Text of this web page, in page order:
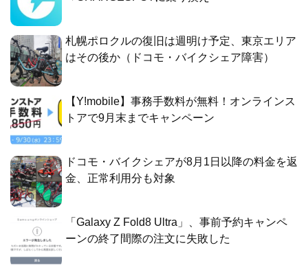
札幌ポロクルの復旧は週明け予定、東京エリア
はその後か（ドコモ・バイクシェア障害）
【Y!mobile】事務手数料が無料！オンラインス
トアで9月末までキャンペーン
ドコモ・バイクシェアが8月1日以降の料金を返
金、正常利用分も対象
「Galaxy Z Fold8 Ultra」、事前予約キャンペ
ーンの終了間際の注文に失敗した